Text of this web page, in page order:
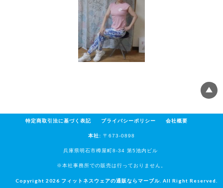
特定商取引法に基づく表記 プライバシーポリシー 会社概要
本社: 〒673-0898
兵庫県明石市樽屋町8-34 第5池内ビル
※本社事務所での販売は行っておりません。
Copyright 2026 フィットネスウェアの通販ならマーブル. All Right Reserved.